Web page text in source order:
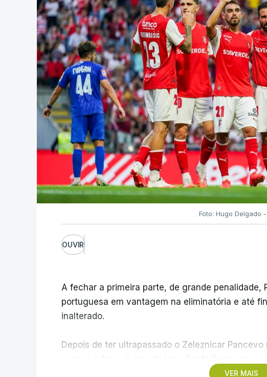
Foto: Hugo Delgado
OUVIR
VER MAIS
A fechar a primeira parte, de grande penalidade,
portuguesa em vantagem na eliminatória e até
inalterado.
Depois de ter ultrapassado o Zeleznicar
segunda mão agendada para 13 de agosto, na